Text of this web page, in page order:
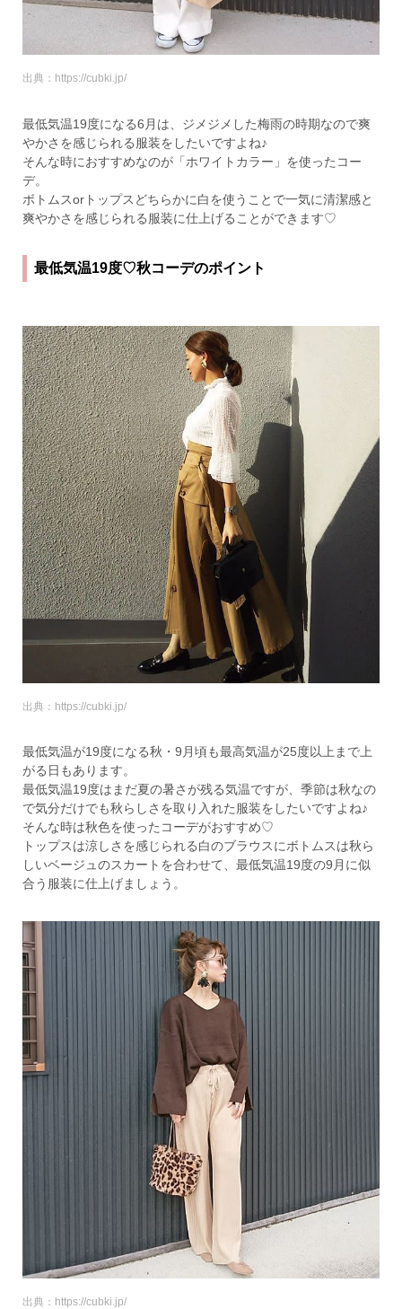
出典：https://cubki.jp/
最低気温19度になる6月は、ジメジメした梅雨の時期なので爽
やかさを感じられる服装をしたいですよね♪
そんな時におすすめなのが「ホワイトカラー」を使ったコー
デ。
ボトムスorトップスどちらかに白を使うことで一気に清潔感と
爽やかさを感じられる服装に仕上げることができます♡
最低気温19度♡秋コーデのポイント
出典：https://cubki.jp/
最低気温が19度になる秋・9月頃も最高気温が25度以上まで上
がる日もあります。
最低気温19度はまだ夏の暑さが残る気温ですが、季節は秋なの
で気分だけでも秋らしさを取り入れた服装をしたいですよね♪
そんな時は秋色を使ったコーデがおすすめ♡
トップスは涼しさを感じられる白のブラウスにボトムスは秋ら
しいベージュのスカートを合わせて、最低気温19度の9月に似
合う服装に仕上げましょう。
出典：https://cubki.jp/